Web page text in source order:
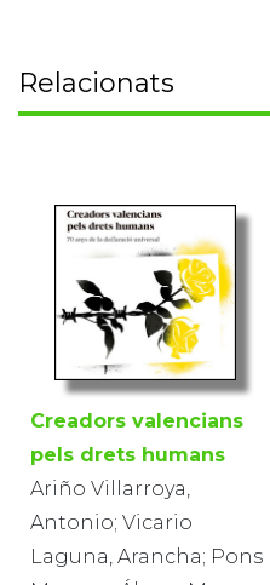
Relacionats
Creadors valencians
pels drets humans
Ariño Villarroya,
Antonio; Vicario
Laguna, Arancha; Pons